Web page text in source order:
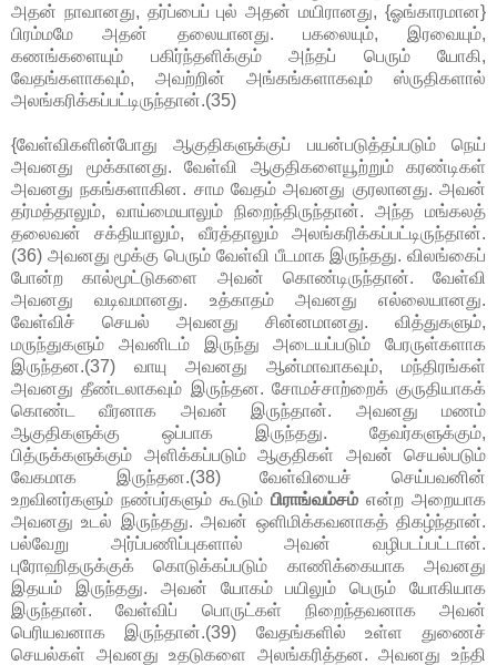
அதன் நாவானது, தர்ப்பைப் புல் அதன் மயிரானது, {ஓங்காரமான}
பிரம்மமே அதன் தலையானது. பகலையும், இரவையும்,
கணங்களையும் பகிர்ந்தளிக்கும் அந்தப் பெரும் யோகி,
வேதங்களாகவும், அவற்றின் அங்கங்களாகவும் ஸ்ருதிகளால்
அலங்கரிக்கப்பட்டிருந்தான்.(35)
{வேள்விகளின்போது ஆகுதிகளுக்குப் பயன்படுத்தப்படும் நெய்
அவனது மூக்கானது. வேள்வி ஆகுதிகளையூற்றும் கரண்டிகள்
அவனது நகங்களாகின. சாம வேதம் அவனது குரலானது. அவன்
தர்மத்தாலும், வாய்மையாலும் நிறைந்திருந்தான். அந்த மங்கலத்
தலைவன் சக்தியாலும், வீரத்தாலும் அலங்கரிக்கப்பட்டிருந்தான்.
(36) அவனது மூக்கு பெரும் வேள்வி பீடமாக இருந்தது. விலங்கைப்
போன்ற கால்மூட்டுகளை அவன் கொண்டிருந்தான். வேள்வி
அவனது வடிவமானது. உத்காதம் அவனது எல்லையானது.
வேள்விச் செயல் அவனது சின்னமானது. வித்துகளும்,
மருந்துகளும் அவனிடம் இருந்து அடையப்படும் பேரருள்களாக
இருந்தன.(37) வாயு அவனது ஆன்மாவாகவும், மந்திரங்கள்
அவனது தீண்டலாகவும் இருந்தன. சோமச்சாற்றைக் குருதியாகக்
கொண்ட வீரனாக அவன் இருந்தான். அவனது மணம்
ஆகுதிகளுக்கு ஒப்பாக இருந்தது. தேவர்களுக்கும்,
பித்ருக்களுக்கும் அளிக்கப்படும் ஆகுதிகள் அவன் செயல்படும்
வேகமாக இருந்தன.(38) வேள்வியைச் செய்பவனின்
உறவினர்களும் நண்பர்களும் கூடும் பிராங்வம்சம் என்ற அறையாக
அவனது உடல் இருந்தது. அவன் ஒளிமிக்கவனாகத் திகழ்ந்தான்.
பல்வேறு அர்ப்பணிப்புகளால் அவன் வழிபடப்பட்டான்.
புரோஹிதருக்குக் கொடுக்கப்படும் காணிக்கையாக அவனது
இதயம் இருந்தது. அவன் யோகம் பயிலும் பெரும் யோகியாக
இருந்தான். வேள்விப் பொருட்கள் நிறைந்தவனாக அவன்
பெரியவனாக இருந்தான்.(39) வேதங்களில் உள்ள துணைச்
செயல்கள் அவனது உதடுகளை அலங்கரித்தன. அவனது உந்தி